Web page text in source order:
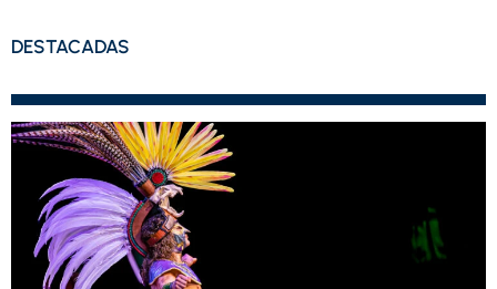
DESTACADAS